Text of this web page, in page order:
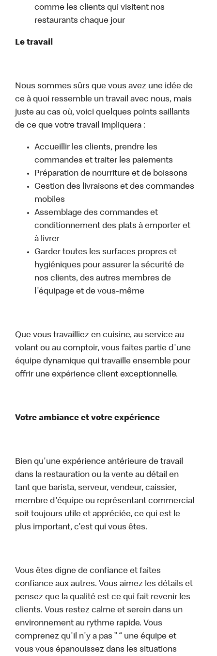
comme les clients qui visitent nos
restaurants chaque jour
Le travail
Nous sommes sûrs que vous avez une idée de
ce à quoi ressemble un travail avec nous, mais
juste au cas où, voici quelques points saillants
de ce que votre travail impliquera :
Accueillir les clients, prendre les
commandes et traiter les paiements
Préparation de nourriture et de boissons
Gestion des livraisons et des commandes
mobiles
Assemblage des commandes et
conditionnement des plats à emporter et
à livrer
Garder toutes les surfaces propres et
hygiéniques pour assurer la sécurité de
nos clients, des autres membres de
l'équipage et de vous-même
Que vous travailliez en cuisine, au service au
volant ou au comptoir, vous faites partie d'une
équipe dynamique qui travaille ensemble pour
offrir une expérience client exceptionnelle.
Votre ambiance et votre expérience
Bien qu'une expérience antérieure de travail
dans la restauration ou la vente au détail en
tant que barista, serveur, vendeur, caissier,
membre d'équipe ou représentant commercial
soit toujours utile et appréciée, ce qui est le
plus important, c'est qui vous êtes.
Vous êtes digne de confiance et faites
confiance aux autres. Vous aimez les détails et
pensez que la qualité est ce qui fait revenir les
clients. Vous restez calme et serein dans un
environnement au rythme rapide. Vous
comprenez qu'il n'y a pas ” “ une équipe et
vous vous épanouissez dans les situations